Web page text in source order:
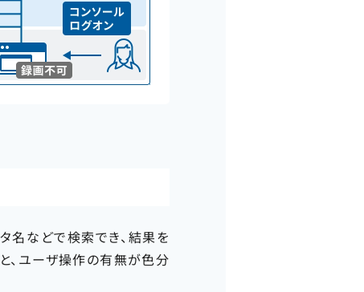
名などで検索でき、結果を
、ユーザ操作の有無が色分